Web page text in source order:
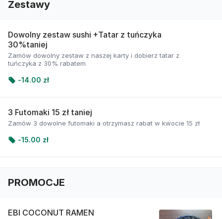
Zestawy
Dowolny zestaw sushi +Tatar z tuńczyka
30%taniej
Zamów dowolny zestaw z naszej karty i dobierz tatar z
tuńczyka z 30% rabatem
-14.00 zł
3 Futomaki 15 zł taniej
Zamów 3 dowolne futomaki a otrzymasz rabat w kwocie 15 zł
-15.00 zł
PROMOCJE
EBI COCONUT RAMEN